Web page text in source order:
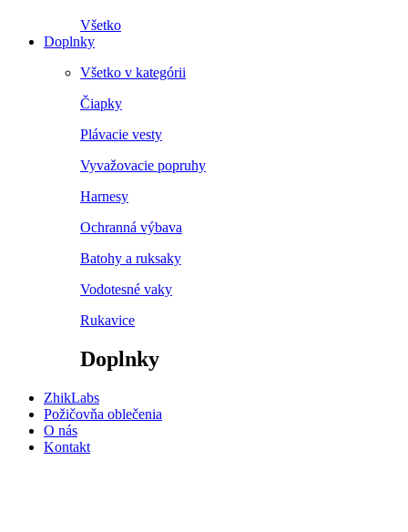
Všetko
Doplnky
Všetko v kategórii
Čiapky
Plávacie vesty
Vyvažovacie popruhy
Harnesy
Ochranná výbava
Batohy a ruksaky
Vodotesné vaky
Rukavice
Doplnky
ZhikLabs
Požičovňa oblečenia
O nás
Kontakt